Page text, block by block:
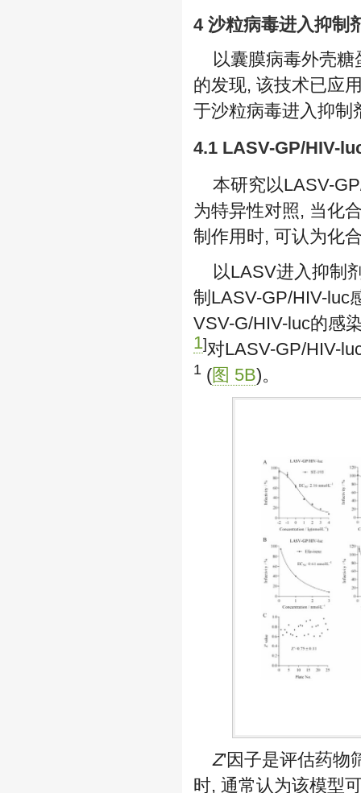
4 沙粒病毒进入抑制
以囊膜病毒外壳
的发现, 该技术已应
于沙粒病毒进入抑制
4.1 LASV-GP/HIV-
本研究以LASV-
为特异性对照, 当化
制作用时, 可认为化
以LASV进入抑制
制LASV-GP/HIV-luc
VSV-G/HIV-luc的感
1]对LASV-GP/HIV-
1 (图 5B)。
Z'因子是评估药物
时, 通常认为该模型